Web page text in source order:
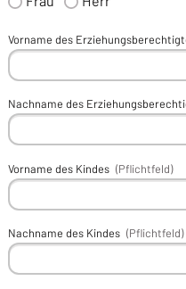
Vorname des
Nachname des
Vorname des Kindes (Pflichtfeld)
Nachname des Kindes (Pflichtfeld)